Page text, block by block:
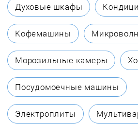
Духовые шкафы
Кофемашины
Морозильные камеры
Посудомоечные машины
Электроплиты